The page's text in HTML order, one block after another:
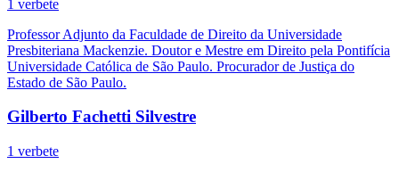
1 verbete
Professor Adjunto da Faculdade de Direito da Universidade
Presbiteriana Mackenzie. Doutor e Mestre em Direito pela Pontifícia
Universidade Católica de São Paulo. Procurador de Justiça do
Estado de São Paulo.
Gilberto Fachetti Silvestre
1 verbete